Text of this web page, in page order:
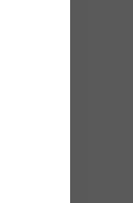
mm,
mm,